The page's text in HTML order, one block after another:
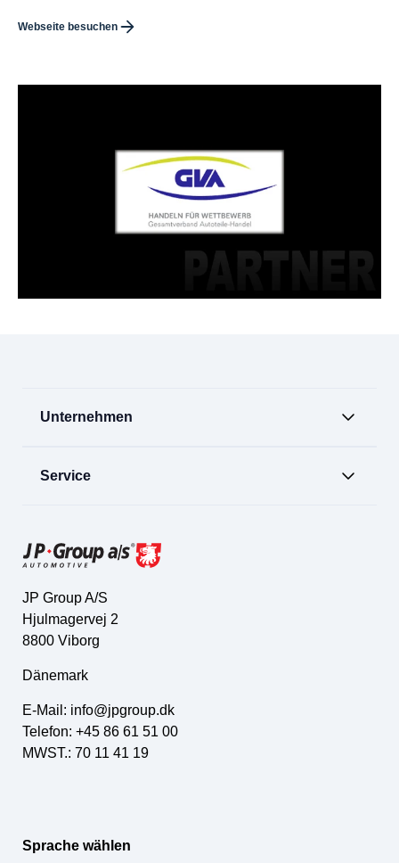
Webseite besuchen
Unternehmen
Service
Sprache wählen
JP Group A/S
Hjulmagervej 2
8800 Viborg
Dänemark
E-Mail: info@jpgroup.dk
Telefon: +45 86 61 51 00
MWST.: 70 11 41 19